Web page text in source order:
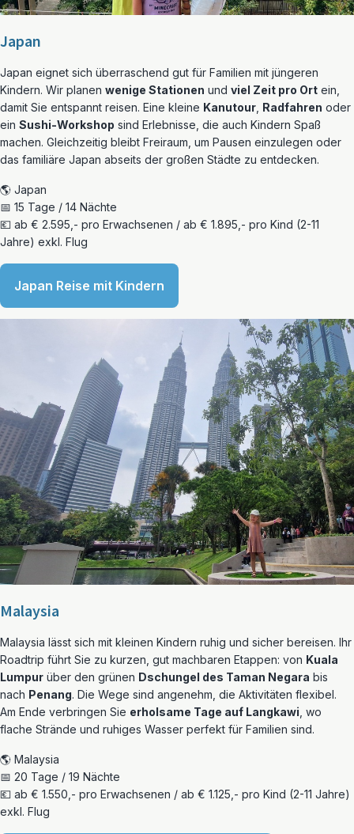
Japan
Japan eignet sich überraschend gut für Familien mit jüngeren
Kindern. Wir planen wenige Stationen und viel Zeit pro Ort ein,
damit Sie entspannt reisen. Eine kleine Kanutour Radfahren oder
ein Sushi-Workshop sind Erlebnisse, die auch Kindern Spaß
machen. Gleichzeitig bleibt Freiraum, um Pausen einzulegen oder
das familiäre Japan abseits der großen Städte zu entdecken.
🌎 Japan
📅 15 Tage / 14 Nächte
💶 ab € 2.595,- pro Erwachsenen / ab € 1.895,- pro Kind (2-11
Jahre) exkl. Flug
Japan Reise mit Kindern
Malaysia
Malaysia lässt sich mit kleinen Kindern ruhig und sicher bereisen. Ihr
Roadtrip führt Sie zu kurzen, gut machbaren Etappen: von Kuala
Lumpur über den grünen Dschungel des Taman Negara bis
nach Penang. Die Wege sind angenehm, die Aktivitäten flexibel.
Am Ende verbringen Sie erholsame Tage auf Langkawi , wo
flache Strände und ruhiges Wasser perfekt für Familien sind.
🌎 Malaysia
📅 20 Tage / 19 Nächte
💶 ab € 1.550,- pro Erwachsenen / ab € 1.125,- pro Kind (2-11 Jahre)
exkl. Flug